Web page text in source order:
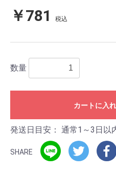
￥781 税込
数量
カートに入
発送日目安： 通常1～3日以
SHARE